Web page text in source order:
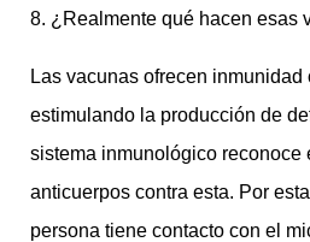
8. ¿Realmente qué hacen esas
Las vacunas ofrecen inmunidad
estimulando la producción de
sistema inmunológico reconoce
anticuerpos contra esta. Por
persona tiene contacto con el